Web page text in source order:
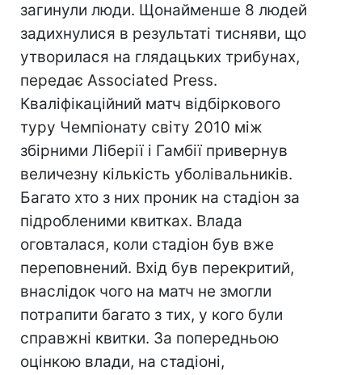
загинули люди. Щонайменше 8 людей
задихнулися в результаті тисняви, що
утворилася на глядацьких трибунах,
передає Associated Press.
Кваліфікаційний матч відбіркового
туру Чемпіонату світу 2010 між
збірними Ліберії і Гамбії привернув
величезну кількість уболівальників.
Багато хто з них проник на стадіон за
підробленими квитках. Влада
оговталася, коли стадіон був вже
переповнений. Вхід був перекритий,
внаслідок чого на матч не змогли
потрапити багато з тих, у кого були
справжні квитки. За попередньою
оцінкою влади, на стадіоні,